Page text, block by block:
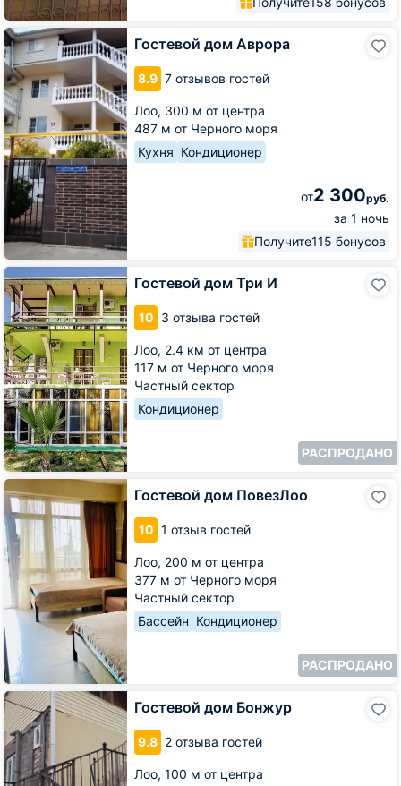
Гостевой дом Аврора
8.9 7 отзывов гостей
Лоо, 300 м от центра
487 м от Черного моря
Кухня Кондиционер
от2 300руб.
за 1 ночь
Получите115 бонусов
Гостевой
дом
Аврора
Гостевой дом Три И
10 3 отзыва гостей
Лоо, 2.4 км от центра
117 м от Черного моря
Частный сектор
Кондиционер
РАСПРОДАНО
Гостевой
дом
Три
И
Гостевой дом ПовезЛоо
10 1 отзыв гостей
Лоо, 200 м от центра
377 м от Черного моря
Частный сектор
Бассейн Кондиционер
РАСПРОДАНО
Гостевой
дом
ПовезЛоо
Гостевой дом Бонжур
9.8 2 отзыва гостей
Лоо, 100 м от центра
Гостевой
дом
Бонжур